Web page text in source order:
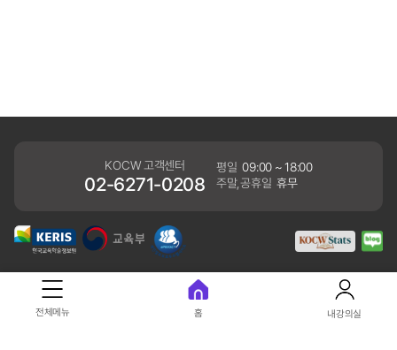
KOCW 고객센터
02-6271-0208
평일 09:00 ~ 18:00
주말,공휴일 휴무
개인정보처리방침
41061 대구광역시 동구 동내로 64 (동내동 1119) 우)41061
전체메뉴 홈 내강의실